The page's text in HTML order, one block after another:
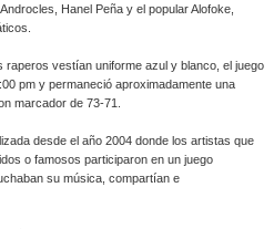
Hanel Peña y el popular Alofoke,
raperos vestían uniforme azul y blanco, el juego
pm y permaneció aproximadamente una
marcador de 73-71.
desde el año 2004 donde los artistas que
o famosos participaron en un juego
su música, compartían e